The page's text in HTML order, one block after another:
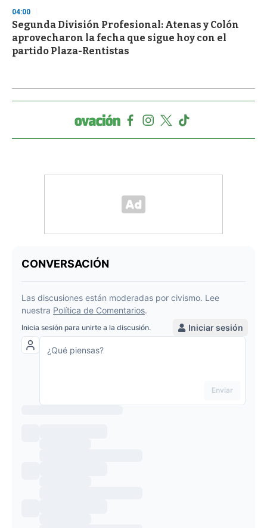
04:00
Segunda División Profesional: Atenas y Colón
aprovecharon la fecha que sigue hoy con el
partido Plaza-Rentistas